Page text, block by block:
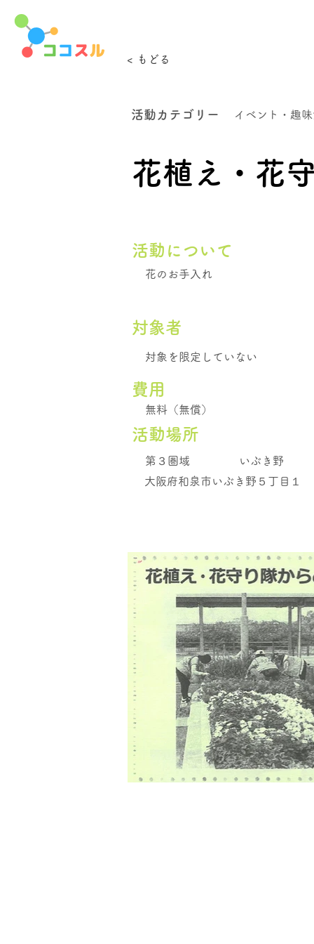
< もどる
活動カテゴリー イベント・趣
花植え・花
活動について
花のお手入れ
​対象者
対象を限定していない
費用
無料（無償）
活動場所
第３圏域
いぶき野
大阪府和泉市いぶき野５丁目１